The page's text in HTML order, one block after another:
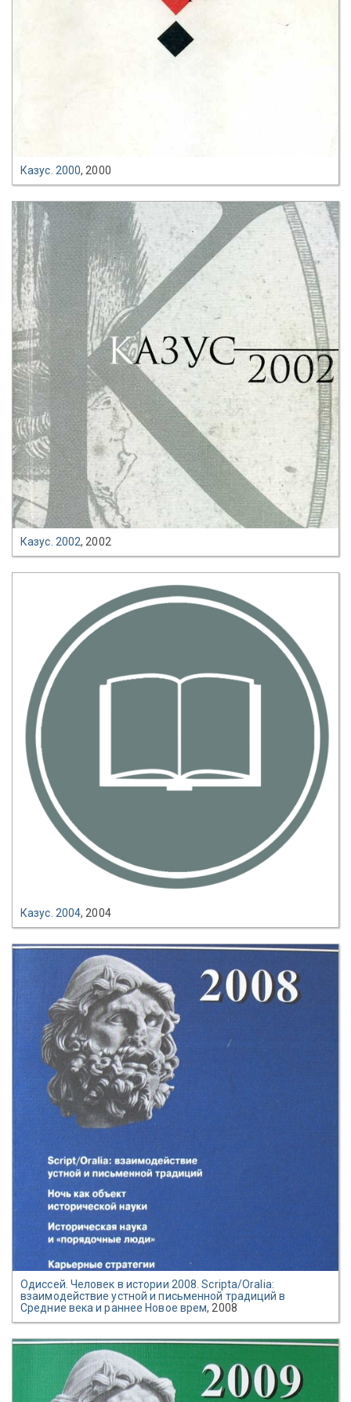
Казус. 2000, 2000
Казус. 2002, 2002
Казус. 2004, 2004
Одиссей. Человек в истории 2008. Scripta/Oralia:
взаимодействие устной и письменной традиций в
Средние века и раннее Новое врем, 2008